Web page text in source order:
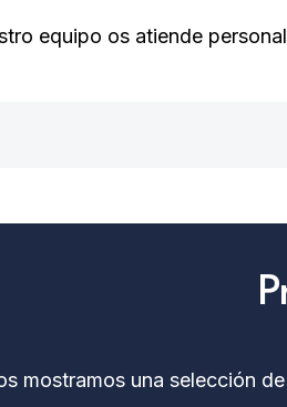
equipo os atiende
mostramos una selección